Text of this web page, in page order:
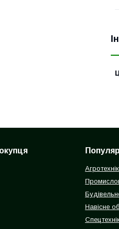
Навісне